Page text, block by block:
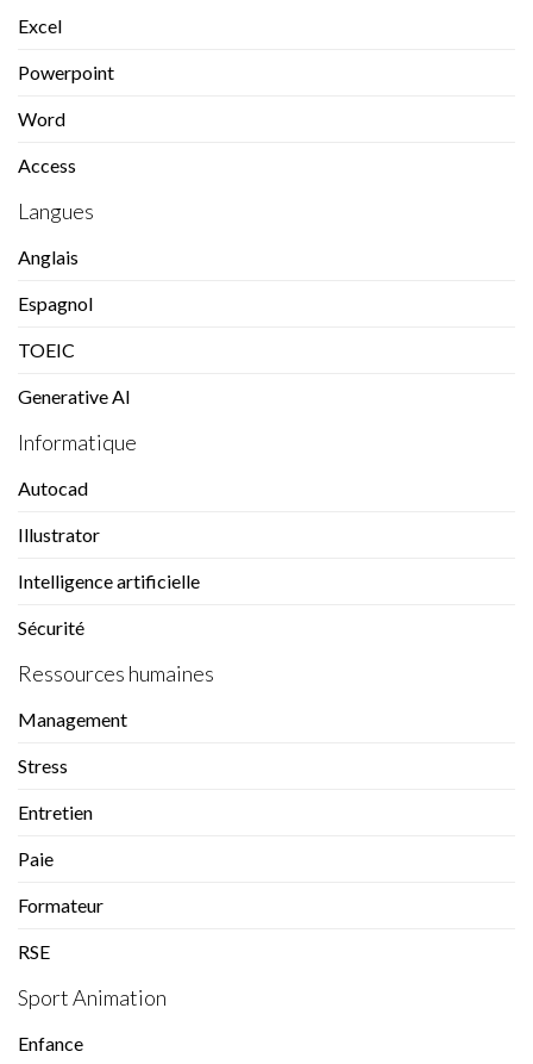
Excel
Powerpoint
Word
Access
Langues
Anglais
Espagnol
TOEIC
Generative AI
Informatique
Autocad
Illustrator
Intelligence artificielle
Sécurité
Ressources humaines
Management
Stress
Entretien
Paie
Formateur
RSE
Sport Animation
Enfance